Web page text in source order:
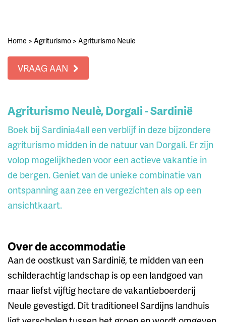
Home > Agriturismo > Agriturismo Neule
VRAAG AAN
Agriturismo Neulè, Dorgali - Sardinië
Boek bij Sardinia4all een verblijf in deze bijzondere
agriturismo midden in de natuur van Dorgali. Er zijn
volop mogelijkheden voor een actieve vakantie in
de bergen. Geniet van de unieke combinatie van
ontspanning aan zee en vergezichten als op een
ansichtkaart.
Over de accommodatie
Aan de oostkust van Sardinië, te midden van een
schilderachtig landschap is op een landgoed van
maar liefst vijftig hectare de vakantieboerderij
Neule gevestigd. Dit traditioneel Sardijns landhuis